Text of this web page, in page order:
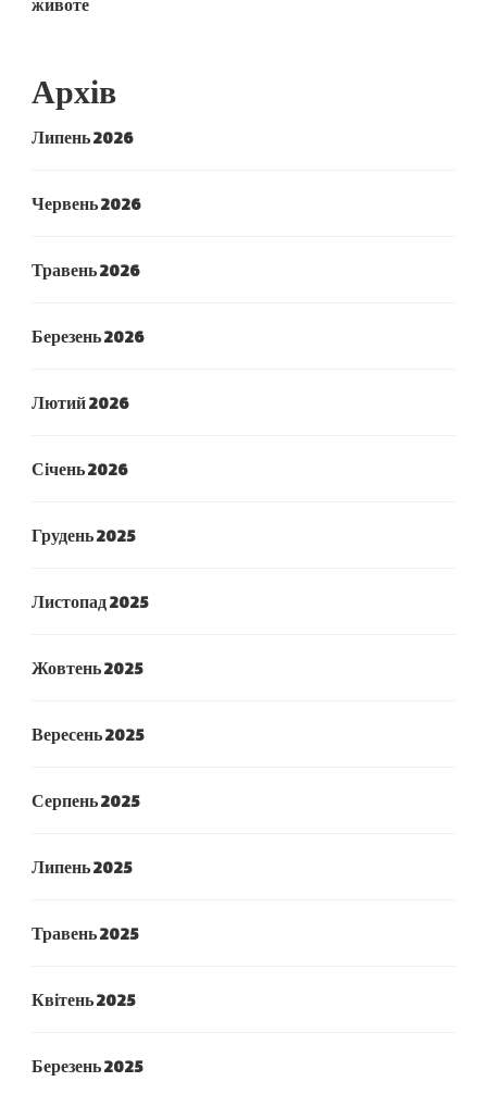
животе
Архів
Липень 2026
Червень 2026
Травень 2026
Березень 2026
Лютий 2026
Січень 2026
Грудень 2025
Листопад 2025
Жовтень 2025
Вересень 2025
Серпень 2025
Липень 2025
Травень 2025
Квітень 2025
Березень 2025